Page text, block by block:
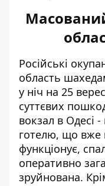
Російські
область
у ніч на 25
суттєвих
вокзал в Одесі
готелю, що вже
функціонує,
оперативно
зруйнована.